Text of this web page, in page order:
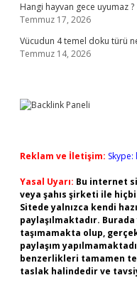
Hangi hayvan gece uyumaz ?
Temmuz 17, 2026
Vücudun 4 temel doku türü
Temmuz 14, 2026
Reklam ve İletişim:
Yasal Uyarı: Bu internet
veya şahıs şirketi ile
Sitede yalnızca kendi
paylaşılmaktadır.
taşımamakta olup,
paylaşım
benzerlikleri tamamen
taslak halindedir ve